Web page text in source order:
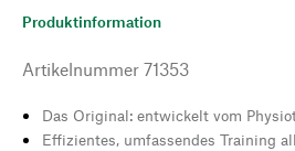
Produktinformation
Artikelnummer 71353
Das Original: entwickelt vom
Effizientes, umfassendes Training